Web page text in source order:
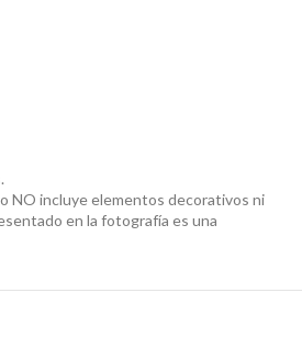
NO incluye elementos decorativos ni
en la fotografía es una